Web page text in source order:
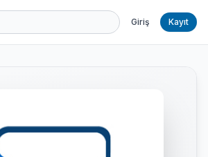
Giriş Kayıt